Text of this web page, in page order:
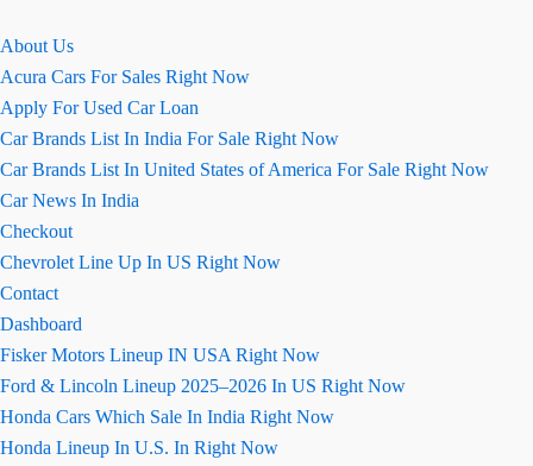
About Us
Acura Cars For Sales Right Now
Apply For Used Car Loan
Car Brands List In India For Sale Right Now
Car Brands List In United States of America For Sale Right Now
Car News In India
Checkout
Chevrolet Line Up In US Right Now
Contact
Dashboard
Fisker Motors Lineup IN USA Right Now
Ford & Lincoln Lineup 2025–2026 In US Right Now
Honda Cars Which Sale In India Right Now
Honda Lineup In U.S. In Right Now